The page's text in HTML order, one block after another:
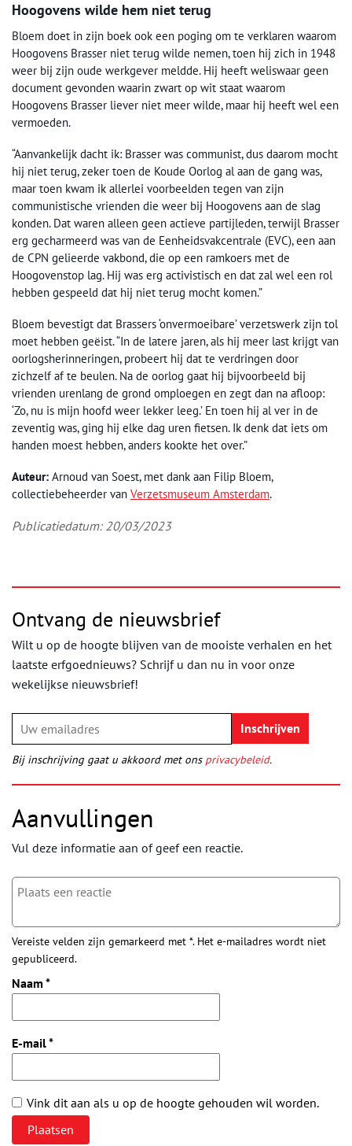
Hoogovens wilde hem niet terug
Bloem doet in zijn boek ook een poging om te verklaren waarom
Hoogovens Brasser niet terug wilde nemen, toen hij zich in 1948
weer bij zijn oude werkgever meldde. Hij heeft weliswaar geen
document gevonden waarin zwart op wit staat waarom
Hoogovens Brasser liever niet meer wilde, maar hij heeft wel een
vermoeden.
“Aanvankelijk dacht ik: Brasser was communist, dus daarom mocht
hij niet terug, zeker toen de Koude Oorlog al aan de gang was,
maar toen kwam ik allerlei voorbeelden tegen van zijn
communistische vrienden die weer bij Hoogovens aan de slag
konden. Dat waren alleen geen actieve partijleden, terwijl Brasser
erg gecharmeerd was van de Eenheidsvakcentrale (EVC), een aan
de CPN gelieerde vakbond, die op een ramkoers met de
Hoogovenstop lag. Hij was erg activistisch en dat zal wel een rol
hebben gespeeld dat hij niet terug mocht komen.”
Bloem bevestigt dat Brassers ‘onvermoeibare’ verzetswerk zijn tol
moet hebben geëist. “In de latere jaren, als hij meer last krijgt van
oorlogsherinneringen, probeert hij dat te verdringen door
zichzelf af te beulen. Na de oorlog gaat hij bijvoorbeeld bij
vrienden urenlang de grond omploegen en zegt dan na afloop:
‘Zo, nu is mijn hoofd weer lekker leeg.’ En toen hij al ver in de
zeventig was, ging hij elke dag uren fietsen. Ik denk dat iets om
handen moest hebben, anders kookte het over.”
Auteur: Arnoud van Soest, met dank aan Filip Bloem,
collectiebeheerder van Verzetsmuseum Amsterdam.
Publicatiedatum: 20/03/2023
Ontvang de nieuwsbrief
Wilt u op de hoogte blijven van de mooiste verhalen en het
laatste erfgoednieuws? Schrijf u dan nu in voor onze
wekelijkse nieuwsbrief!
Bij inschrijving gaat u akkoord met ons privacybeleid.
Aanvullingen
Vul deze informatie aan of geef een reactie.
Vereiste velden zijn gemarkeerd met *. Het e-mailadres wordt niet
gepubliceerd.
Naam *
E-mail*
Vink dit aan als u op de hoogte gehouden wil worden.